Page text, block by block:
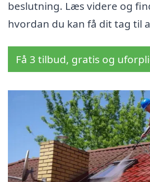
beslutning. Læs videre og
hvordan du kan få dit tag til
Få 3 tilbud, gratis og